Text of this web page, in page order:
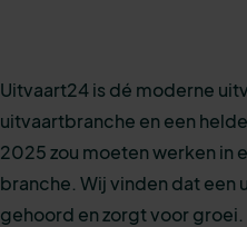
Uitvaart24 is dé moderne
uitvaartbranche en een
2025 zou moeten werken in
branche. Wij vinden dat een
gehoord en zorgt voor